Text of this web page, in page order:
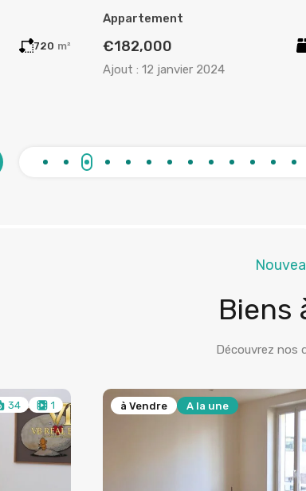
720 m²
Appartement
€182,000
Ajout : 12 janvier 2024
Biens
Découvrez nos
34 1 à Vendre A la une